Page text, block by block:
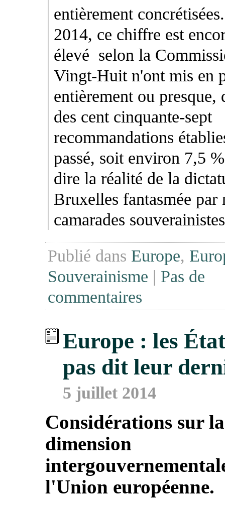
entièrement
2014, ce chiffre est
élevé selon la
Vingt-Huit n'ont mis en
entièrement ou presque,
des cent cinquante-sept
recommandations
passé, soit environ 7,5
dire la réalité de la
Bruxelles fantasmée par
camarades
Publié dans Europe,
Souverainisme | Pas de
commentaires
Europe : les
pas dit leur
5 juillet 2014
Considérations sur la
dimension
l'Union européenne.